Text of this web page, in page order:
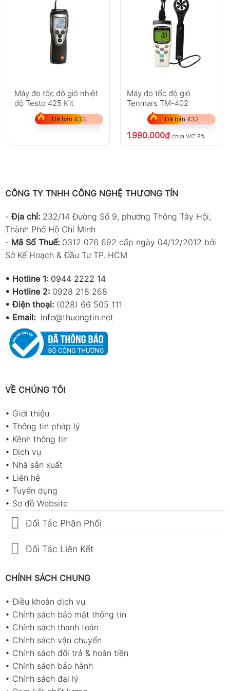
350 ~ 1100 ; Độ phân giải 0.1 ;
263 ~ 825 ; Độ phân giải 0.1 ;
Sai số ±1.5 mmHg
10.3 ~ 32 ; Độ phân giải 0.1 ; Sai
Thông số đo
(with
TM-
Vane-
TM-
413
(with
Vane-
03)
TM-
(with
03)
Độ ẩm
(Humidity)
— — ●
Nhiệt độ
(Temperature)
— ● ● ●
Ghi dữ liệu
(Data logging
● ● ● ●
Lưu lượng
(Flow)
Vận tốc gió
●
Ứng dụng sản phẩm
Đánh giá điều kiện môi trường trong nhà
xưởng
Ứng dụng trong bảo trì HVAC
Phục vụ nghiên cứu và kiểm tra kỹ thuật
Phụ kiện sản phẩm
Hướng dẫn sử dụng
Pin 9V
Cách sử dụng Tenmars TM-412 đúng
chuẩn và những lưu ý quan trọng
Máy đo tốc độ gió Tenmars TM-412
chuyên dùng để kiểm tra vận tốc gió, lưu lượng gió
và nhiệt độ môi trường trong các hệ thống thông
gió, điều hòa không khí, phòng sạch và khu vực kỹ
thuật. Với khả năng lưu trữ đến 99 bản ghi cùng
chức năng đo đa thông số, thiết bị giúp kỹ thuật
Máy đo tốc độ gió nhiệt
độ Testo 425 Kit
Đã bán 433
Máy đo tốc độ gió
Tenmars TM-402
Đã bán 432
1.990.000₫ chưa VAT 8%
CÔNG TY TNHH CÔNG NGHỆ THƯƠNG TÍN
-Địa chỉ: 232/14 Đường Số 9, phường Thông Tây Hội,
Thành Phố Hồ Chí Minh
- Mã Số Thuế: 0312 076 692 cấp ngày 04/12/2012 bởi
Sở Kế Hoạch & Đầu Tư TP. HCM
• Hotline 1: 0944 2222 14
• Hotline 2: 0928 218 268
• Điện thoại: (028) 66 505 111
• Email: info@thuongtin.net
VỀ CHÚNG TÔI
• Giới thiệu
• Thông tin pháp lý
• Kênh thông tin
• Dịch vụ
• Nhà sản xuất
• Liên hệ
• Tuyển dụng
• Sơ đồ Website
Đối Tác Phân Phối
Đối Tác Liên Kết
CHÍNH SÁCH CHUNG
•Điều khoản dịch vụ
• Chính sách bảo mật thông tin
• Chính sách thanh toán
• Chính sách vận chuyển
• Chính sách đổi trả & hoàn tiền
• Chính sách bảo hành
• Chính sách đại lý